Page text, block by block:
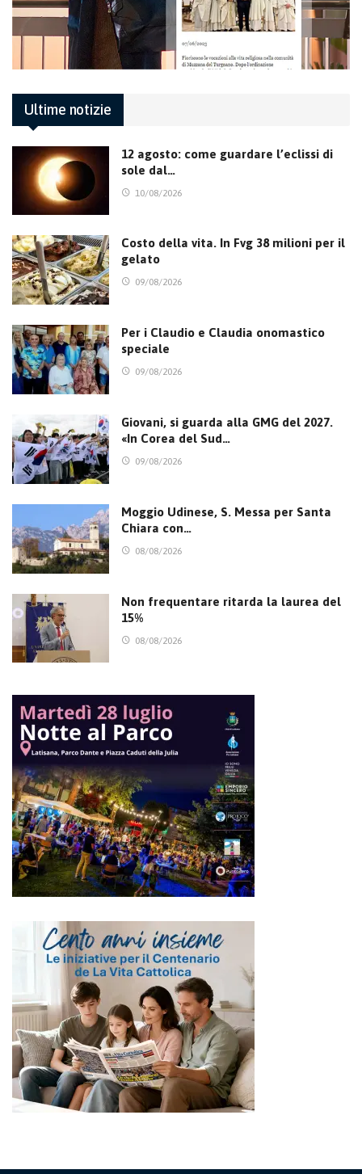
Ultime notizie
12 agosto: come guardare l’eclissi di
sole dal…
10/08/2026
Costo della vita. In Fvg 38 milioni per il
gelato
09/08/2026
Per i Claudio e Claudia onomastico
speciale
09/08/2026
Giovani, si guarda alla GMG del 2027.
«In Corea del Sud…
09/08/2026
Moggio Udinese, S. Messa per Santa
Chiara con…
08/08/2026
Non frequentare ritarda la laurea del
15%
08/08/2026